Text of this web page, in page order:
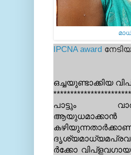
IPCNA award
ഒച്ചയുണ്ടാക്കിയ
പാട്ടും
ആയുധമാക്കാന്‍
ര്‍ക്കോ